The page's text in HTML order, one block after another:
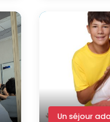
Un séjour